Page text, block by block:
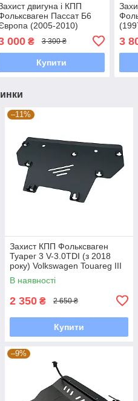
двигуна і КПП
Пассат Б6
(2005-2010)
Volkswagen Passat В6 EU
000₴ 3 300 ₴
Купити
3
–11%
Захист КПП Фольксваген
Туарег 3 V-3.0TDI (з 2018
року) Volkswagen Touareg III
В наявності
2 350 ₴ 2 650 ₴
Купити
–9%